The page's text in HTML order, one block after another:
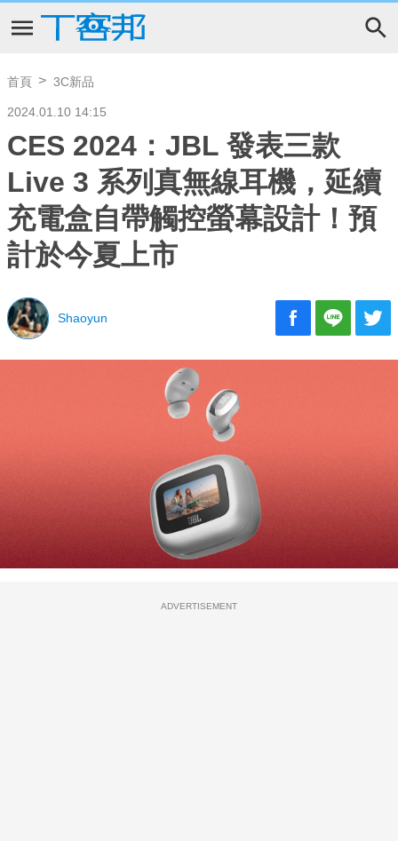
首頁 3C新品
2024.01.10 14:15
CES 2024：JBL 發表三款
Live 3 系列真無線耳機，延續
充電盒自帶觸控螢幕設計！預
計於今夏上市
Shaoyun
ADVERTISEMENT